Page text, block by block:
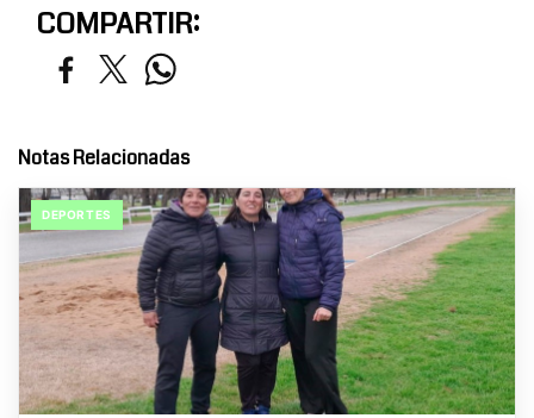
COMPARTIR:
Notas Relacionadas
DEPORTES